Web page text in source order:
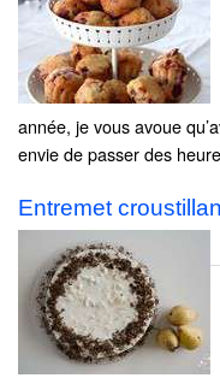
année, je vous avoue
envie de passer des
Entremet